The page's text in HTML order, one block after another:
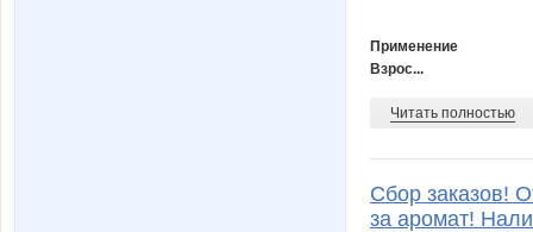
Применение
Взрос...
Читать полностью
Сбор заказов!
за аромат!